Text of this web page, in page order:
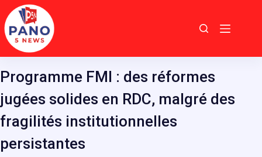
Passer
au
contenu
Programme FMI : des réformes
jugées solides en RDC, malgré des
fragilités institutionnelles
persistantes